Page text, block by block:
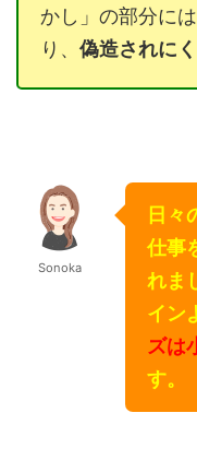
かし」の部分に
り、 偽造されに
Sonoka
日々
仕事
れま
イン
ズは
す。